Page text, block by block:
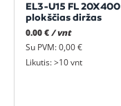
EL3-U15 FL 20X400
plokščias diržas
0.00 €/ vnt
Su PVM: 0,00 €
Likutis: >10 vnt